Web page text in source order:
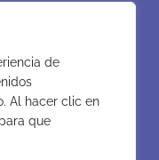
de
Al hacer clic en
que